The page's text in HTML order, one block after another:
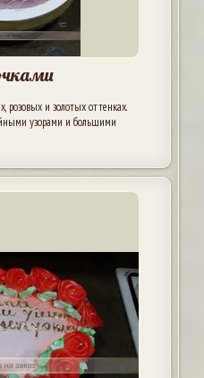
и золотых оттенках.
узорами и большими